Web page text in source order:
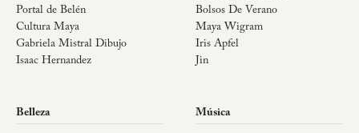
Portal de Belén
Cultura Maya
Gabriela Mistral Dibujo
Isaac Hernandez
Bolsos De Verano
Maya Wigram
Iris Apfel
Jin
Belleza Música